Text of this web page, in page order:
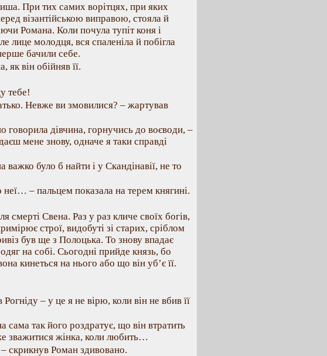
При тих самих ворітцях, при яких
візантійською виправою, стояла й
Романа. Коли почула тупіт коня і
лице молодця, вся спаленіла й побігла
бачили себе.
як він обійняв її.
тебе!
Невже ви змовилися? – жартував
говорила дівчина, горнучись до воєводи, –
мене знову, одначе я таки справді
було б найти і у Скандінавії, не то
– пальцем показала на терем княгині.
смерті Свена. Раз у раз кличе своїх богів,
строї, видобуті зі старих, сріблом
був ще з Полоцька. То знову впадає
на собі. Сьогодні прийде князь, бо
кинеться на нього або що він уб’є її.
– у це я не вірю, коли він не вбив її
сама так його роздратує, що він втратить
зважитися жінка, коли любить…
скрикнув Роман здивовано.